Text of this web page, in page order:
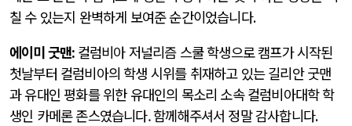
칠 수 있는지 완벽하게 보여준 순간이었습니다.
에이미 굿맨: 컬럼비아 저널리즘 스쿨 학생으로 캠프가 시작된
첫날부터 컬럼비아의 학생 시위를 취재하고 있는 길리안 굿맨
과 유대인 평화를 위한 유대인의 목소리 소속 컬럼비아대학 학
생인 카메론 존스였습니다.함께해주셔서 정말 감사합니다.